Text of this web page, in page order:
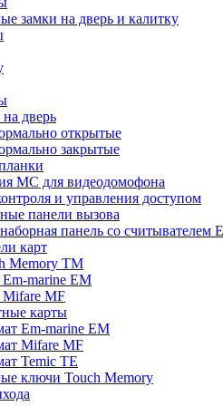
замки на дверь и калитку
дверь
открытые
закрытые
МС для видеодомофона
и управления доступом
панели вызова
панель со считывателем
карт
Memory TM
marine EM
Mifare MF
карты
Em-marine EM
Mifare MF
Temic TE
ключи Touch Memory